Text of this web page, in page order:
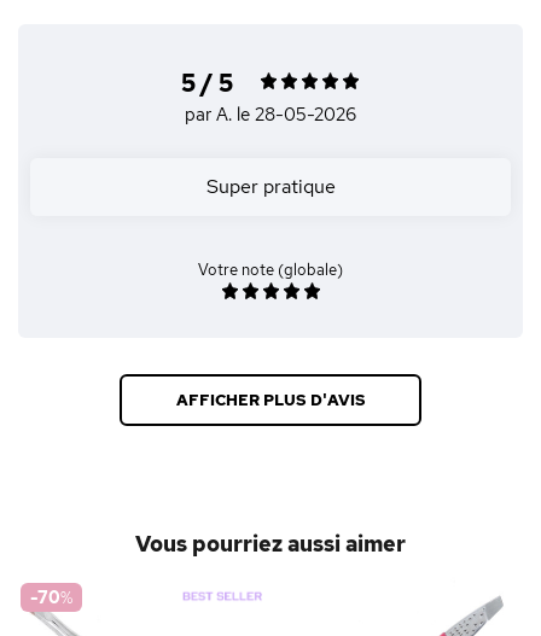
5 / 5
par A. le 28-05-2026
Super pratique
Votre note (globale)
AFFICHER PLUS D'AVIS
Vous pourriez aussi aimer
-70%